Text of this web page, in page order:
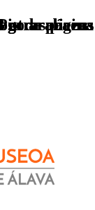
arabaeus
otras piezas
arabaeus
de página